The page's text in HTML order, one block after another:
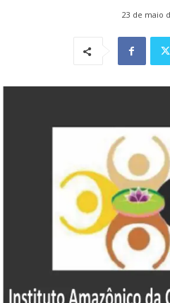
23 de maio